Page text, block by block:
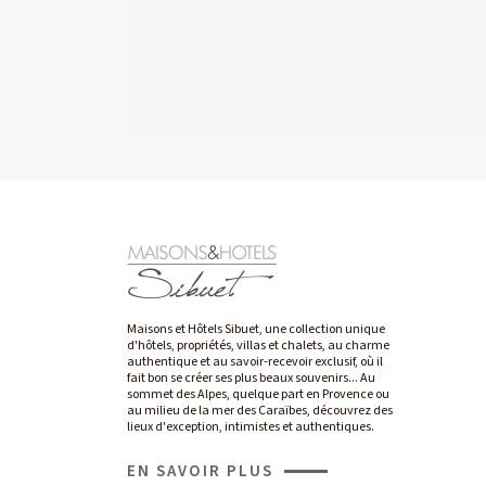
Maisons et Hôtels Sibuet, une collection unique
d'hôtels, propriétés, villas et chalets, au charme
authentique et au savoir-recevoir exclusif, où il
fait bon se créer ses plus beaux souvenirs... Au
sommet des Alpes, quelque part en Provence ou
au milieu de la mer des Caraïbes, découvrez des
lieux d'exception, intimistes et authentiques.
EN SAVOIR PLUS